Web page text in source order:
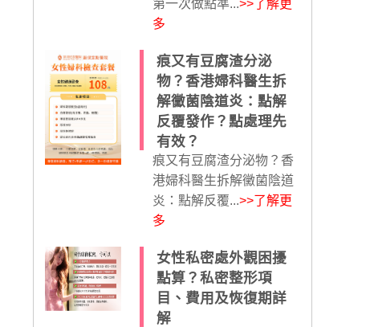
第一次做點準...>>了解更
多
痕又有豆腐渣分泌
物？香港婦科醫生拆
解黴菌陰道炎：點解
反覆發作？點處理先
有效？
痕又有豆腐渣分泌物？香
港婦科醫生拆解黴菌陰道
炎：點解反覆...>>了解更
多
女性私密處外觀困擾
點算？私密整形項
目、費用及恢復期詳
解